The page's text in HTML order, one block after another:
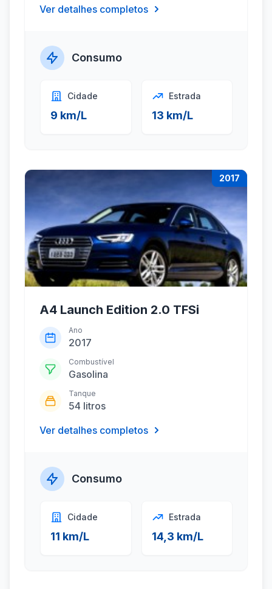
Ver detalhes completos
Consumo
Cidade
9 km/L
Estrada
13 km/L
2017
A4 Launch Edition 2.0 TFSi
Ano
2017
Combustível
Gasolina
Tanque
54 litros
Ver detalhes completos
Consumo
Cidade
11 km/L
Estrada
14,3 km/L